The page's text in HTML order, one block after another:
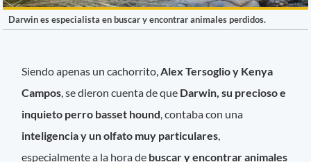
Darwin es especialista en buscar y encontrar animales perdidos.
Siendo apenas un cachorrito, Alex Tersoglio y Kenya
Campos , se dieron cuenta de que Darwin, su precioso e
inquieto perro basset hound , contaba con una
inteligencia y un olfato muy particulares
especialmente a la hora de buscar y encontrar animales